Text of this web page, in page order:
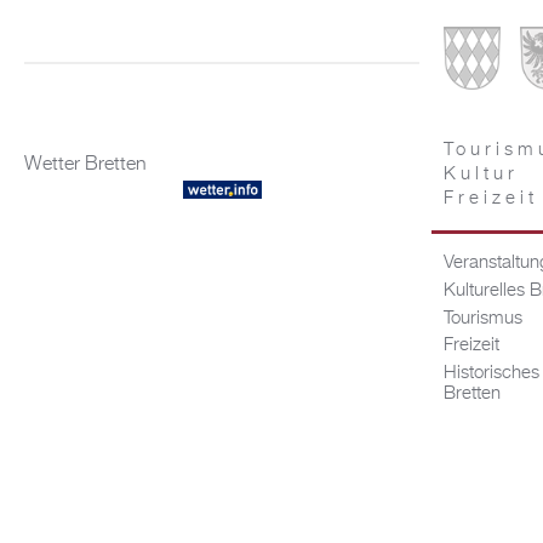
Wetter Bretten
Kultur
Freizeit
Kulturelles
Tourismus
Freizeit
Historisches
Bretten